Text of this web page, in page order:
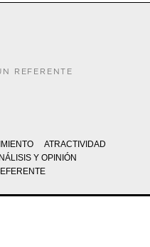
REFERENTE
ATRACTIVIDAD
Y OPINIÓN